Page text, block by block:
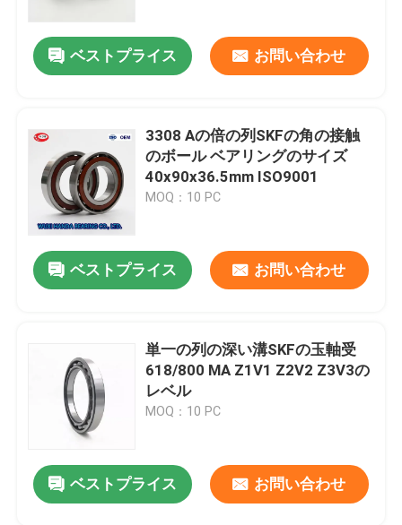
ベストプライス お問い合わせ
3308 Aの倍の列SKFの角の接触
のボール ベアリングのサイズ
40x90x36.5mm ISO9001
MOQ：10 PC
ベストプライス お問い合わせ
単一の列の深い溝SKFの玉軸受
618/800 MA Z1V1 Z2V2 Z3V3の
レベル
MOQ：10 PC
ベストプライス お問い合わせ